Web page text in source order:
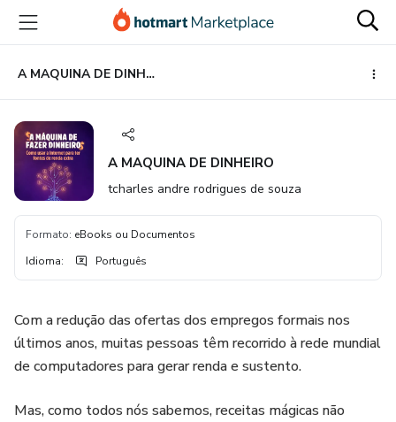
para
conteúdo
principal
para
pagamento
para
rodapé
A MAQUINA DE DINHEIRO
A MAQUINA DE DINHEIRO
tcharles andre rodrigues de souza
Formato: eBooks ou Documentos
Idioma: Português
Com a redução das ofertas dos empregos formais nos
últimos anos, muitas pessoas têm recorrido à rede mundial
de computadores para gerar renda e sustento.
Mas, como todos nós sabemos, receitas mágicas não